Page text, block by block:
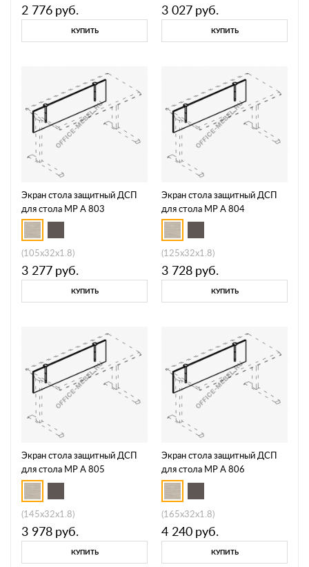
2 776 руб.
КУПИТЬ
3 027 руб.
КУПИТЬ
Экран стола защитный ДСП
для стола МР А 803
(105x32x1.8)
3 277 руб.
КУПИТЬ
Экран стола защитный ДСП
для стола МР А 804
(125x32x1.8)
3 728 руб.
КУПИТЬ
Экран стола защитный ДСП
для стола МР А 805
(145x32x1.8)
3 978 руб.
КУПИТЬ
Экран стола защитный ДСП
для стола МР А 806
(165x32x1.8)
4 240 руб.
КУПИТЬ